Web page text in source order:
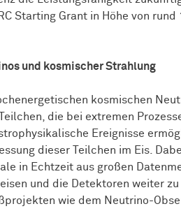
Starting Grant in Höhe von
und kosmischer Strahlung
kosmischen
die bei extremen
Ereignisse
dieser Teilchen im Eis.
in Echtzeit aus großen
und die Detektoren weiter
wie dem Neutrino-